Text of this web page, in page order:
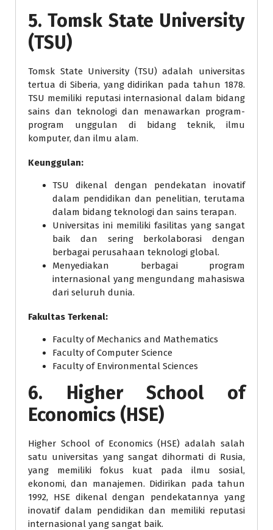
5.Tomsk State University
(TSU)
Tomsk State University (TSU) adalah universitas
tertua di Siberia, yang didirikan pada tahun 1878.
TSU memiliki reputasi internasional dalam bidang
sains dan teknologi dan menawarkan program-
program unggulan di bidang teknik, ilmu
komputer, dan ilmu alam.
Keunggulan:
TSU dikenal dengan pendekatan inovatif
dalam pendidikan dan penelitian, terutama
dalam bidang teknologi dan sains terapan.
Universitas ini memiliki fasilitas yang sangat
baik dan sering berkolaborasi dengan
berbagai perusahaan teknologi global.
Menyediakan berbagai program
internasional yang mengundang mahasiswa
dari seluruh dunia.
Fakultas Terkenal:
Faculty of Mechanics and Mathematics
Faculty of Computer Science
Faculty of Environmental Sciences
6. Higher School of
Economics (HSE)
Higher School of Economics (HSE) adalah salah
satu universitas yang sangat dihormati di Rusia,
yang memiliki fokus kuat pada ilmu sosial,
ekonomi, dan manajemen. Didirikan pada tahun
1992, HSE dikenal dengan pendekatannya yang
inovatif dalam pendidikan dan memiliki reputasi
internasional yang sangat baik.